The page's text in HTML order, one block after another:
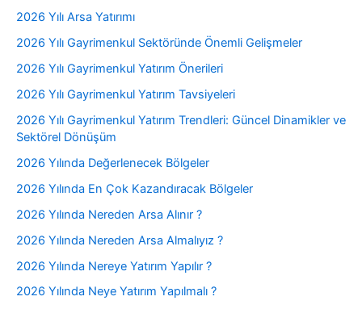
2026 Yılı Arsa Yatırımı
2026 Yılı Gayrimenkul Sektöründe Önemli Gelişmeler
2026 Yılı Gayrimenkul Yatırım Önerileri
2026 Yılı Gayrimenkul Yatırım Tavsiyeleri
2026 Yılı Gayrimenkul Yatırım Trendleri: Güncel Dinamikler ve
Sektörel Dönüşüm
2026 Yılında Değerlenecek Bölgeler
2026 Yılında En Çok Kazandıracak Bölgeler
2026 Yılında Nereden Arsa Alınır ?
2026 Yılında Nereden Arsa Almalıyız ?
2026 Yılında Nereye Yatırım Yapılır ?
2026 Yılında Neye Yatırım Yapılmalı ?